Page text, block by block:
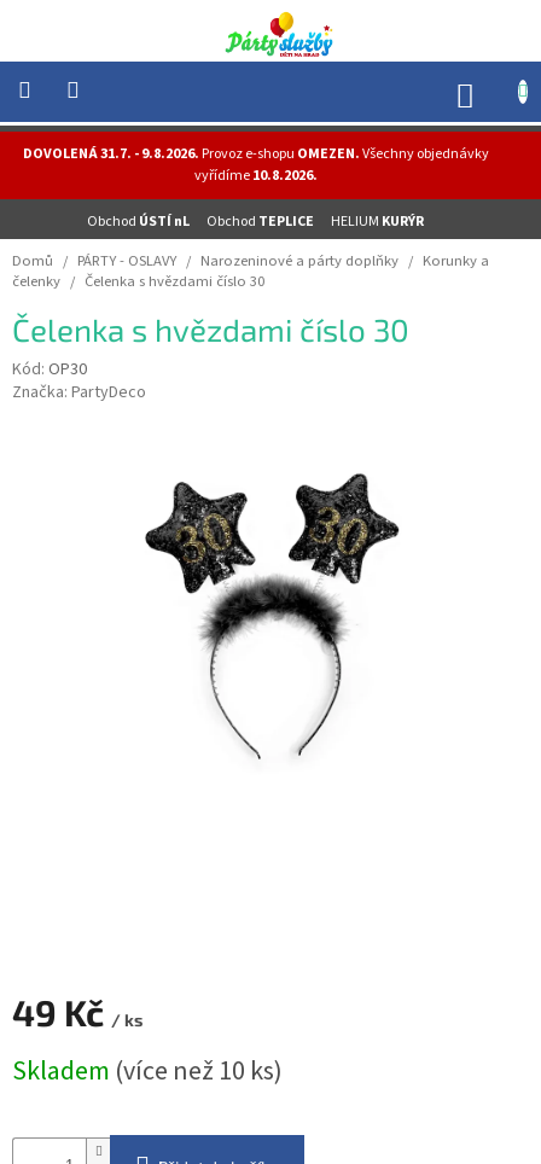
obsah
DOVOLENÁ 31.7. - 9.8.2026.Provoz e-shopu OMEZEN.Všechny objednávky
vyřídíme10.8.2026.
Obchod ÚSTÍ nL Obchod TEPLICE HELIUM KURÝR
NOVINKY
HELIUM
PÁRTY
OSLAVY
MASKY
Domů / PÁRTY - OSLAVY / Narozeninové a párty doplňky / Korunky a
čelenky / Čelenka s hvězdami číslo 30
Čelenka s hvězdami číslo 30
Kód: OP30
Značka: PartyDeco
49 Kč / ks
cena:
Skladem (více než 10 ks)